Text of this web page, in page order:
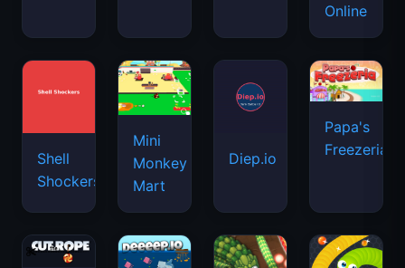
Online
Shell
Shockers
Mini
Monkey
Mart
Diep.io
Papa's
Freezeria